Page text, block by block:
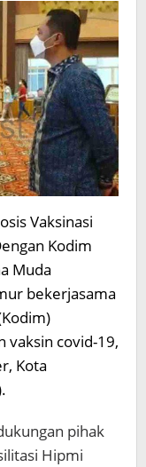
0901/SMD
Vaksinasi
Kodim
Muda
bekerjasama
vaksin covid-19,
Kota
pihak
Hipmi